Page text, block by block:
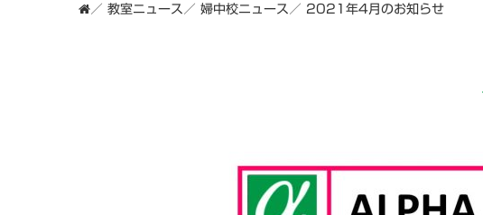
／ 教室ニュース ／ 婦中校ニュース ／ 2021年4月のお知らせ